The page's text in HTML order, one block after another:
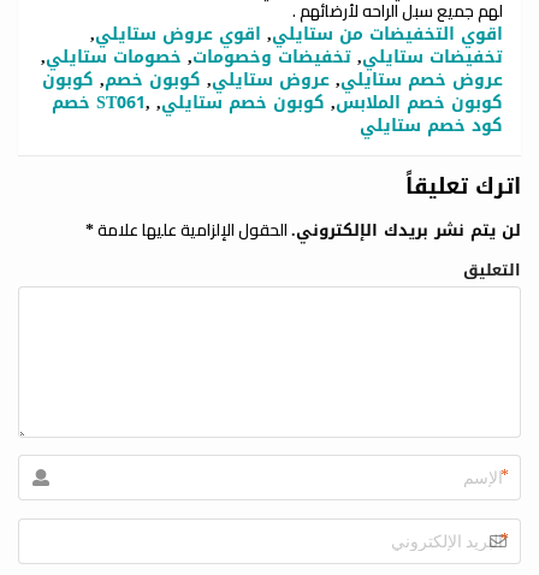
لهم جميع سبل الراحه لأرضائهم .
اقوي التخفيضات من ستايلي, اقوي عروض ستايلي,
تخفيضات ستايلي,تخفيضات وخصومات, خصومات ستايلي,
عروض خصم ستايلي,عروض ستايلي, كوبون خصم, كوبون
خصم ST061, كوبون خصم الملابس, كوبون خصم ستايلي,
كود خصم ستايلي
اترك تعليقاً
لن يتم نشر بريدك الإلكتروني.الحقول الإلزامية عليها علامة*
التعليق
*
*